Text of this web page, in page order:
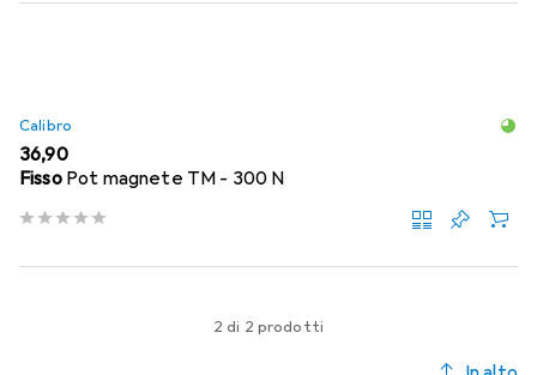
Calibro
EUR
36,90
Fisso Pot magnete TM - 300 N
2 di 2 prodotti